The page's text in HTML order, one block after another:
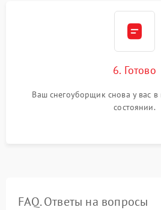
6. Готово
Ваш снегоуборщик снова у вас
состоянии.
FAQ. Ответы на вопросы